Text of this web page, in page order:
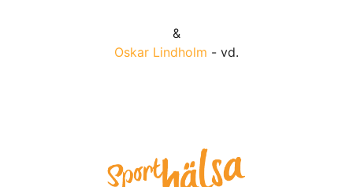
&
Oskar Lindholm - vd.